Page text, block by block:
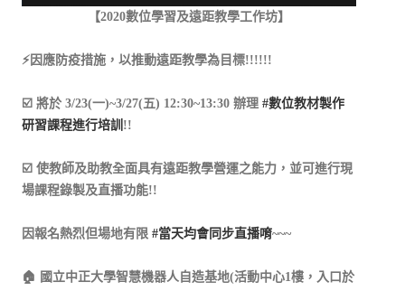
【2020數位學習及遠距教學工作坊】
⚡️因應防疫措施，以推動遠距教學為目標!!!!!!
☑️ 將於 3/23(一)~3/27(五) 12:30~13:30 辦理 #數位教材製作
研習課程進行培訓 !!
☑️ 使教師及助教全面具有遠距教學營運之能力，並可進行現
場課程錄製及直播功能!!
因報名熱烈但場地有限 #當天均會同步直播唷~~~
🏠 國立中正大學智慧機器人自造基地(活動中心1樓，入口於